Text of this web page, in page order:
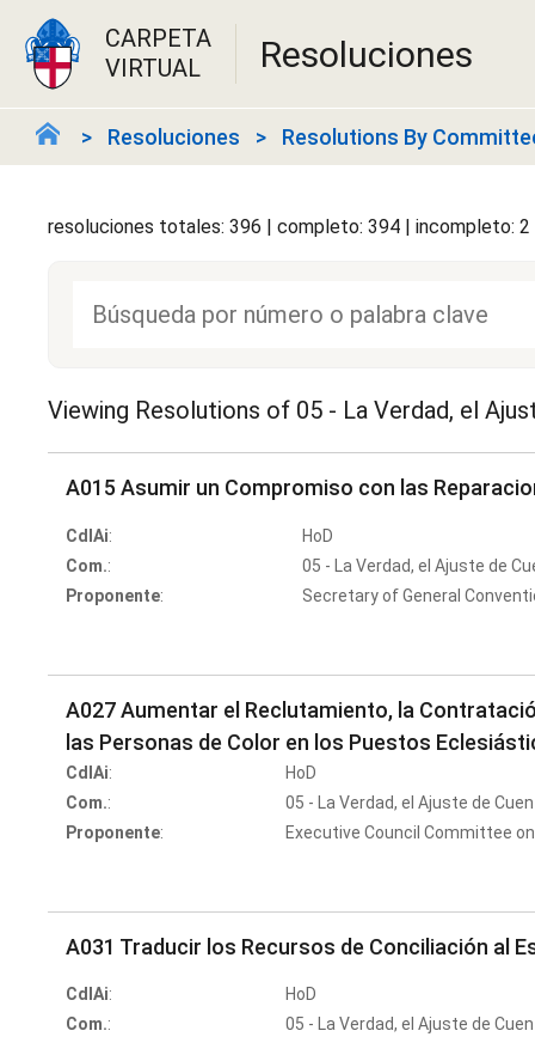
CARPETA
VIRTUAL
Resoluciones
Resoluciones Resolutions By
resoluciones totales: 396 | completo: 394 | incompleto: 2
Viewing Resolutions of 05 - La Verdad, el
A015 Asumir un Compromiso con las
CdlAi:
HoD
Com.:
05 - La Verdad, el Ajuste de
Proponente: Secretary of General
A027 Aumentar el Reclutamiento, la
las Personas de Color en los Puestos
CdlAi:
HoD
Com.:
05 - La Verdad, el Ajuste de
Proponente: Executive Council Committee
A031 Traducir los Recursos de Conciliación al
CdlAi:
HoD
Com.:
05 - La Verdad, el Ajuste de